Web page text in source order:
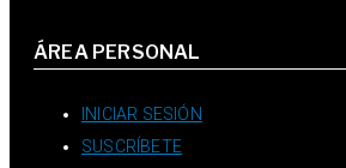
ÁREA PERSONAL
INICIAR SESIÓN
SUSCRÍBETE